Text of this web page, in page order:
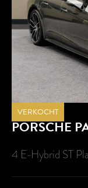
VERKOCHT
PORSCHE
4 E-Hybrid ST